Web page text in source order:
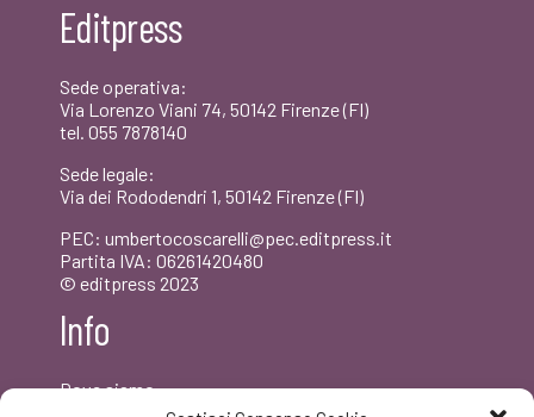
Editpress
Sede operativa:
Via Lorenzo Viani 74, 50142 Firenze (FI)
tel. 055 7878140
Sede legale:
Via dei Rododendri 1, 50142 Firenze (FI)
PEC: umbertocoscarelli@pec.editpress.it
Partita IVA: 06261420480
© editpress 2023
Info
Dove siamo